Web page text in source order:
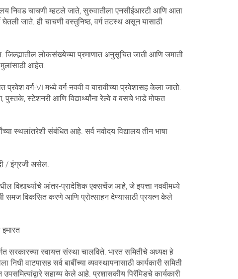
निवड चाचणी म्हटले जाते, सुरुवातीला एनसीईआरटी आणि आता
जाते. ही चाचणी वस्तुनिष्ठ, वर्ग तटस्थ असून यासाठी
जिल्ह्यातील लोकसंख्येच्या प्रमाणात अनुसूचित जाती आणि जमाती
मुलांसाठी आहेत.
प्रवेश वर्ग-VI मध्ये वर्ग-नववी व बारावीच्या प्रवेशासह केला जातो.
पुस्तके, स्टेशनरी आणि विद्यार्थ्यांना रेल्वे व बसचे भाडे मोफत
स्थलांतरेशी संबंधित आहे. सर्व नवोदय विद्यालय तीन भाषा
/ इंग्रजी असेल.
विद्यार्थ्यांचे आंतर-प्रादेशिक एक्सचेंज आहे, जे इयत्ता नववीमध्ये
समज विकसित करणे आणि प्रोत्साहन देण्यासाठी प्रयत्न केले
सरकारच्या स्वायत्त संस्था चालविते. भारत समितीचे अध्यक्ष हे
वाटपासह सर्व बाबींच्या व्यवस्थापनासाठी कार्यकारी समिती
सहाय्य केले आहे. प्रशासकीय पिरॅमिडचे कार्यकारी